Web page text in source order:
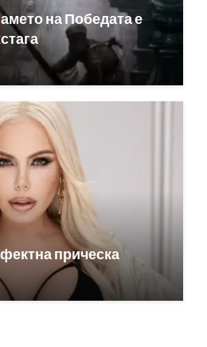
на Победата е
прическа